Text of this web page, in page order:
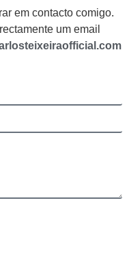
em contacto comigo.
um email